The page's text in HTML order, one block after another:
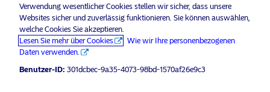
Sprache
Deutsch
Risikohinweise
Home
Über uns
Datenschutzerklärung
Verwendung wesentlicher Cookies stellen wir sicher, dass unsere
Websites sicher und zuverlässig funktionieren. Sie können auswählen,
welche Cookies Sie akzeptieren.
Lesen Sie mehr über Cookies
Wie wir Ihre personenbezogenen
Daten verwenden.
Benutzer-ID: 301dcbec-9a35-4073-98bd-1570af26e9c3